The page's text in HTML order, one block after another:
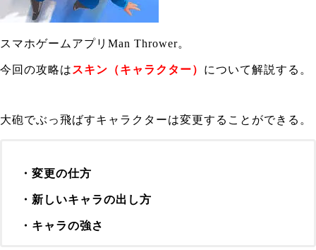
スマホゲームアプリMan Thrower。
今回の攻略は スキン（キャラクター） について解説する。
大砲でぶっ飛ばすキャラクターは変更することができる。
・変更の仕方
・新しいキャラの出し方
・キャラの強さ